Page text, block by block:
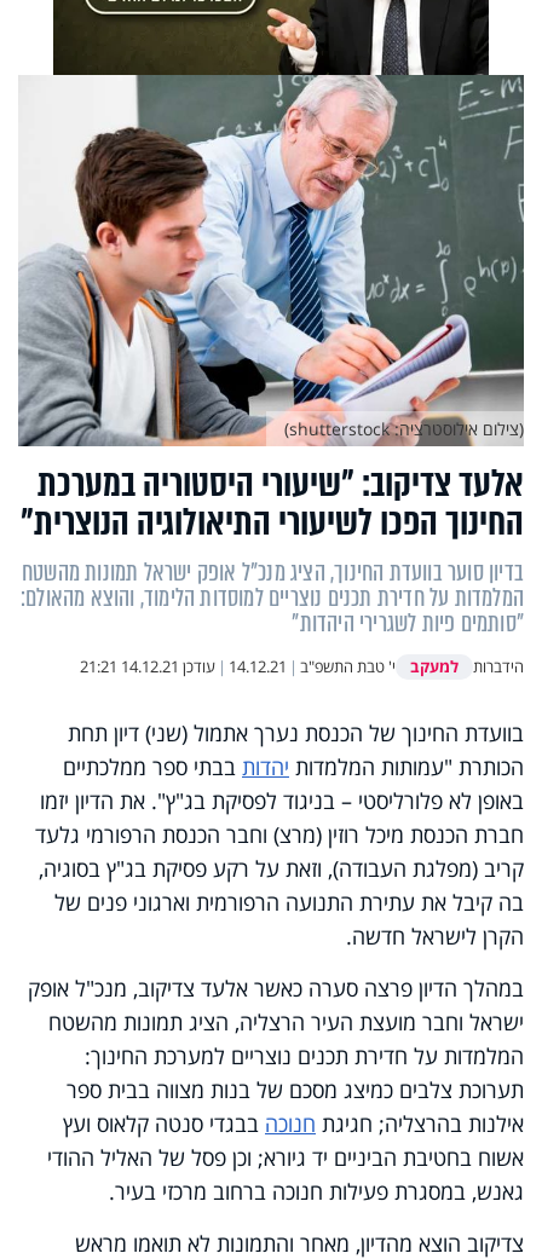
אלעד צדיקוב: "שיעורי היסטוריה במערכת
החינוך הפכו לשיעורי התיאולוגיה הנוצרית"
בדיון סוער בוועדת החינוך, הציג מנכ"ל אופק ישראל תמונות מהשטח
המלמדות על חדירת תכנים נוצריים למוסדות הלימוד, והוצא מהאולם:
"סותמים פיות לשגרירי היהדות"
הידברות למעקב י' טבת התשפ"ב |
14.12.21
| עודכן 14.12.21 21:21
(צילום אילוסטרציה: shutterstock)
בוועדת החינוך של הכנסת נערך אתמול (שני) דיון תחת
הכותרת "עמותות המלמדות יהדות בבתי ספר ממלכתיים
באופן לא פלורליסטי – בניגוד לפסיקת בג"ץ". את הדיון יזמו
חברת הכנסת מיכל רוזין (מרצ) וחבר הכנסת הרפורמי גלעד
קריב (מפלגת העבודה), וזאת על רקע פסיקת בג"ץ בסוגיה,
בה קיבל את עתירת התנועה הרפורמית וארגוני פנים של
הקרן לישראל חדשה.
במהלך הדיון פרצה סערה כאשר אלעד צדיקוב, מנכ"ל אופק
ישראל וחבר מועצת העיר הרצליה, הציג תמונות מהשטח
המלמדות על חדירת תכנים נוצריים למערכת החינוך:
תערוכת צלבים כמיצג מסכם של בנות מצווה בבית ספר
אילנות בהרצליה; חגיגת חנוכה בבגדי סנטה קלאוס ועץ
אשוח בחטיבת הביניים יד גיורא; וכן פסל של האליל ההודי
גאנש, במסגרת פעילות חנוכה ברחוב מרכזי בעיר.
צדיקוב הוצא מהדיון, מאחר והתמונות לא תואמו מראש